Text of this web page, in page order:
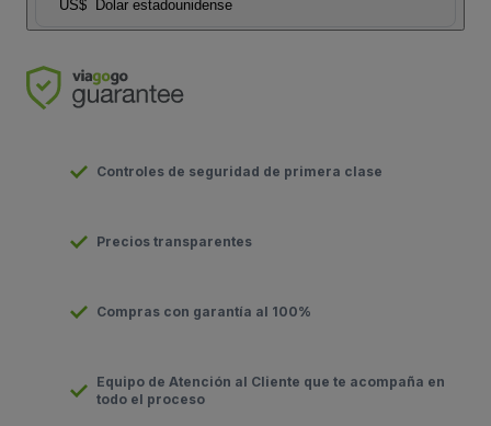
US$ Dolar estadounidense
Controles de seguridad de primera clase
Precios transparentes
Compras con garantía al 100%
Equipo de Atención al Cliente que te acompaña en
todo el proceso